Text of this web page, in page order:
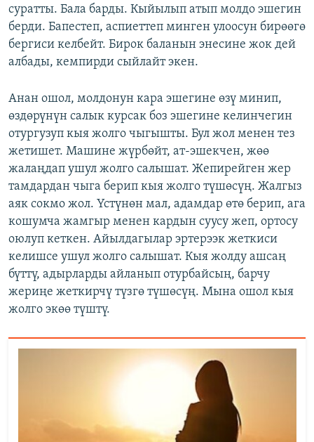
суратты. Бала барды. Кыйылып атып молдо эшегин
берди. Бапестеп, аспиеттеп минген улоосун бирөөгө
бергиси келбейт. Бирок баланын энесине жок дей
албады, кемпирди сыйлайт экен.
Анан ошол, молдонун кара эшегине өзү минип,
өздөрүнүн салык курсак боз эшегине келинчегин
отургузуп кыя жолго чыгышты. Бул жол менен тез
жетишет. Машине жүрбөйт, ат-эшекчен, жөө
жалаңдап ушул жолго салышат. Жепирейген жер
тамдардан чыга берип кыя жолго түшөсүң. Жалгыз
аяк сокмо жол. Үстүнөн мал, адамдар өтө берип, ага
кошумча жамгыр менен кардын суусу жеп, ортосу
оюлуп кеткен. Айылдагылар эртерээк жеткиси
келишсе ушул жолго салышат. Кыя жолду ашсаң
бүттү, адырларды айланып отурбайсың, барчу
жериңе жеткирчү түзгө түшөсүң. Мына ошол кыя
жолго экөө түштү.